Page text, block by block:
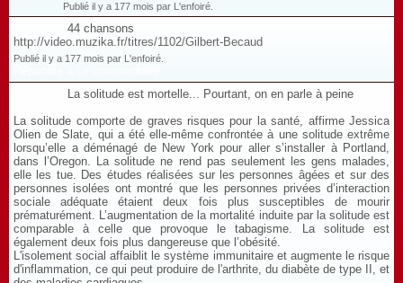
Publié il y a 177 mois par L'enfoiré.
44 chansons
http://video.muzika.fr/titres/1102/Gilbert-Becaud
Publié il y a 177 mois par L'enfoiré.
La solitude est mortelle... Pourtant, on en parle à peine
La solitude comporte de graves risques pour la santé, affirme Jessica
Olien de Slate, qui a été elle-même confrontée à une solitude extrême
lorsqu’elle a déménagé de New York pour aller s’installer à Portland,
dans l’Oregon. La solitude ne rend pas seulement les gens malades,
elle les tue. Des études réalisées sur les personnes âgées et sur des
personnes isolées ont montré que les personnes privées d’interaction
sociale adéquate étaient deux fois plus susceptibles de mourir
prématurément. L’augmentation de la mortalité induite par la solitude est
comparable à celle que provoque le tabagisme. La solitude est
également deux fois plus dangereuse que l’obésité.
L'isolement social affaiblit le système immunitaire et augmente le risque
d'inflammation, ce qui peut produire de l'arthrite, du diabète de type II, et